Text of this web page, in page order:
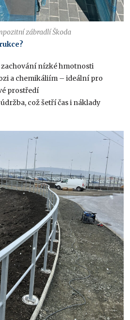
zábradlí Škoda
zachování nízké hmotnosti
a chemikáliím – ideální pro
prostředí
což šetří čas i náklady